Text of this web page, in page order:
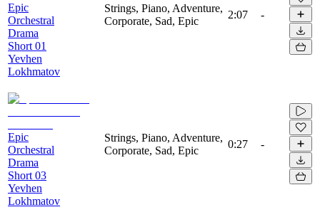
Epic
Orchestral
Drama
Short 01
Yevhen
Lokhmatov
Strings, Piano, Adventure,
Corporate, Sad, Epic
2:07 -
Epic
Orchestral
Drama
Short 03
Yevhen
Lokhmatov
Strings, Piano, Adventure,
Corporate, Sad, Epic
0:27 -